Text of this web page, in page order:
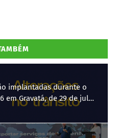
implantadas durante o
em Gravatá, de 29 de julho